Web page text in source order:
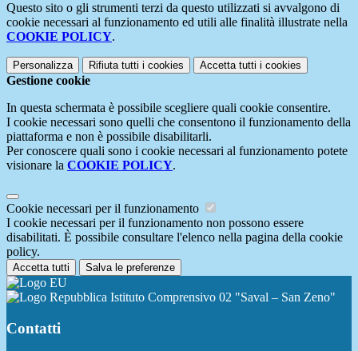
Questo sito o gli strumenti terzi da questo utilizzati si avvalgono di
cookie necessari al funzionamento ed utili alle finalità illustrate nella
COOKIE POLICY.
Personalizza Rifiuta tutti i cookies Accetta tutti i cookies
Gestione cookie
In questa schermata è possibile scegliere quali cookie consentire.
I cookie necessari sono quelli che consentono il funzionamento della
piattaforma e non è possibile disabilitarli.
Per conoscere quali sono i cookie necessari al funzionamento potete
visionare la COOKIE POLICY.
Cookie necessari per il funzionamento
I cookie necessari per il funzionamento non possono essere
disabilitati. È possibile consultare l'elenco nella pagina della cookie
policy.
Accetta tutti Salva le preferenze
Istituto Comprensivo 02 "Saval – San Zeno"
Contatti